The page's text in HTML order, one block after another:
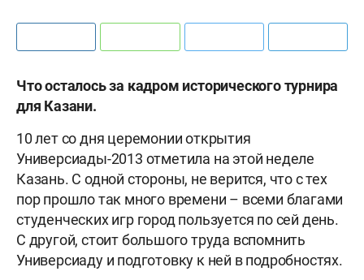
Что осталось за кадром исторического турнира
для Казани.
10 лет со дня церемонии открытия
Универсиады-2013 отметила на этой неделе
Казань. С одной стороны, не верится, что с тех
пор прошло так много времени – всеми благами
студенческих игр город пользуется по сей день.
С другой, стоит большого труда вспомнить
Универсиаду и подготовку к ней в подробностях.